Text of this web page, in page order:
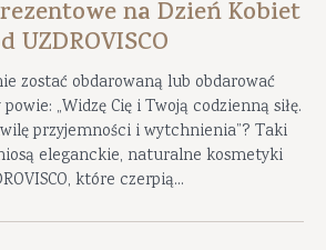
na Dzień Kobiet
UZDROVISCO
zostać obdarowaną lub obdarować
„Widzę Cię i Twoją codzienną siłę.
przyjemności i wytchnienia”? Taki
eleganckie, naturalne kosmetyki
które czerpią...